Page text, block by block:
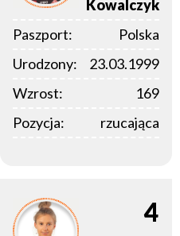
Kowalczyk
Paszport:
Polska
Urodzony:
23.03.1999
Wzrost:
169
Pozycja:
rzucająca
4